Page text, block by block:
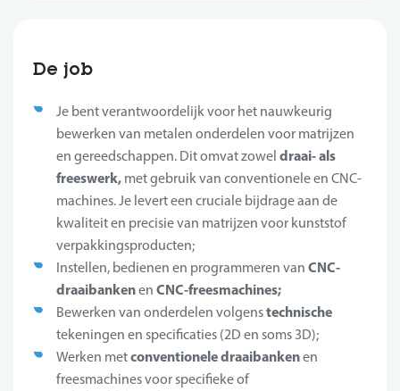
De job
Je bent verantwoordelijk voor het nauwkeurig
bewerken van metalen onderdelen voor matrijzen
en gereedschappen. Dit omvat zowel draai- als
freeswerk, met gebruik van conventionele en CNC-
machines. Je levert een cruciale bijdrage aan de
kwaliteit en precisie van matrijzen voor kunststof
verpakkingsproducten;
Instellen, bedienen en programmeren van CNC-
draaibankenen CNC-freesmachines;
Bewerken van onderdelen volgenstechnische
tekeningen en specificaties (2D en soms 3D);
Werken metconventionele draaibankenen
freesmachines voor specifieke of